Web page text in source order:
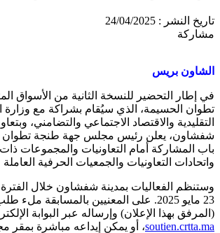
تاريخ النشر : 24/04/2025
مشاركة
الشاون بريس
في إطار التحضير للنسخة الثانية من الأسواق
تطوان الحسيمة، الذي سيُقام بشراكة مع وزارة
التقليدية والاقتصاد الاجتماعي والتضامني،
شفشاون، يعلن رئيس مجلس جهة طنجة تطوان
باب المشاركة أمام التعاونيات والمجموعات ذات
واتحادات التعاونيات والجمعيات الحرفية
23 مايو 2025. على المعنيين بالمسابقة
(المرفق بهذا الإعلان) وإرساله عبر البوابة
soutien.crtta.ma، أو يمكن إيداعه مباشرة بمقر